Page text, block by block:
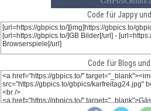
Code für Jappy und
Code für Blogs und